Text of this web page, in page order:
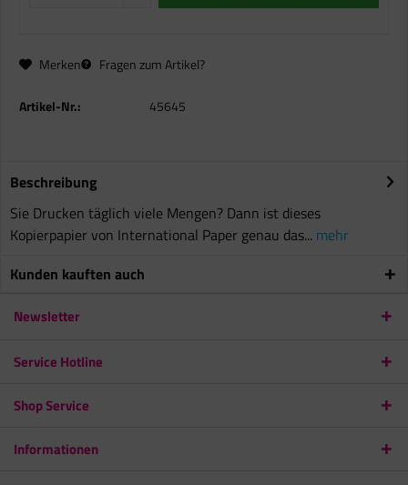
Merken Fragen zum Artikel?
Artikel-Nr.: 45645
Beschreibung
Sie Drucken täglich viele Mengen? Dann ist dieses
Kopierpapier von International Paper genau das... mehr
Kunden kauften auch
Newsletter
Service Hotline
Shop Service
Informationen